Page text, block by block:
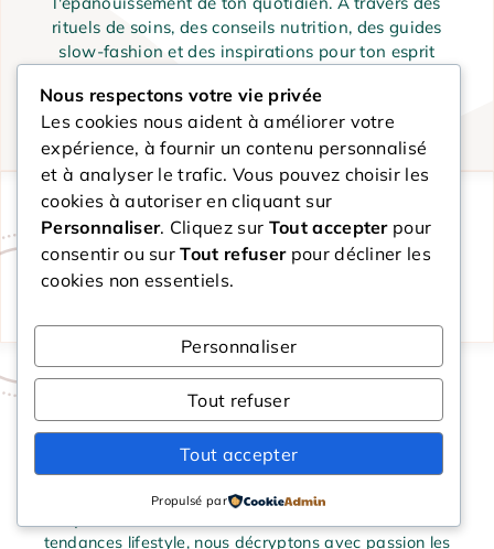
rituels de soins, des conseils nutrition, des guides
slow-fashion et des inspirations pour ton esprit
au service d’un objectif simple : t’aider à cultiver un
mode de vie qui te ressemble vraiment.
Categories
Catégories
MES SECRETS BIO
Plus qu’un simple magazine, Mes Secrets Bio est une
invitation à ralentir et à cultiver son bien-être au
tendances lifestyle, nous décryptons avec passion les
Nous respectons votre vie privée
Les cookies nous aident à améliorer votre
expérience, à fournir un contenu personnalisé
et à analyser le trafic. Vous pouvez choisir les
cookies à autoriser en cliquant sur
Personnaliser. Cliquez sur Tout accepterpour
consentir ou surTout refuserpour décliner les
cookies non essentiels.
Personnaliser
Tout refuser
Tout accepter
Propulsé par